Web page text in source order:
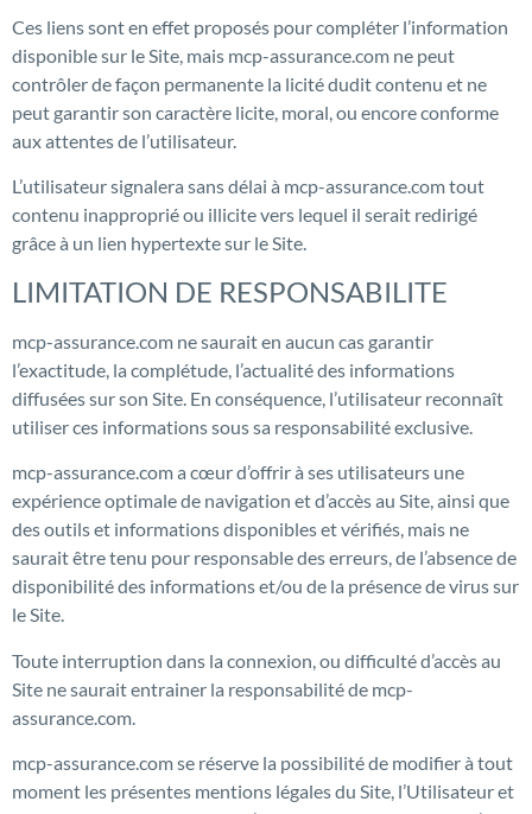
Ces liens sont en effet proposés pour compléter l’information
disponible sur le Site, mais mcp-assurance.com ne peut
contrôler de façon permanente la licité dudit contenu et ne
peut garantir son caractère licite, moral, ou encore conforme
aux attentes de l’utilisateur.
L’utilisateur signalera sans délai à mcp-assurance.com tout
contenu inapproprié ou illicite vers lequel il serait redirigé
grâce à un lien hypertexte sur le Site.
LIMITATION DE RESPONSABILITE
mcp-assurance.com ne saurait en aucun cas garantir
l’exactitude, la complétude, l’actualité des informations
diffusées sur son Site. En conséquence, l’utilisateur reconnaît
utiliser ces informations sous sa responsabilité exclusive.
mcp-assurance.com a cœur d’offrir à ses utilisateurs une
expérience optimale de navigation et d’accès au Site, ainsi que
des outils et informations disponibles et vérifiés, mais ne
saurait être tenu pour responsable des erreurs, de l’absence de
disponibilité des informations et/ou de la présence de virus sur
le Site.
Toute interruption dans la connexion, ou difficulté d’accès au
Site ne saurait entrainer la responsabilité de mcp-
assurance.com.
mcp-assurance.com se réserve la possibilité de modifier à tout
moment les présentes mentions légales du Site, l’Utilisateur et